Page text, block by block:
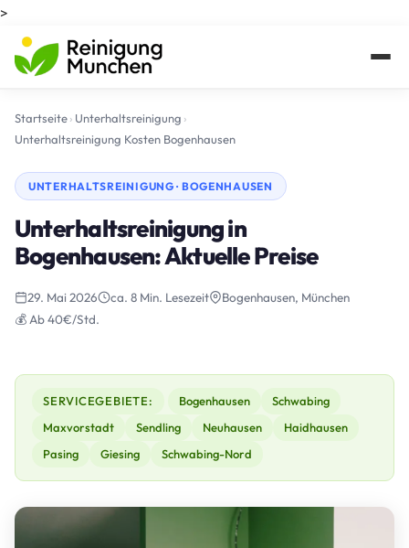
>
Startseite› Unterhaltsreinigung ›
Unterhaltsreinigung Kosten Bogenhausen
UNTERHALTSREINIGUNG · BOGENHAUSEN
Unterhaltsreinigung in
Bogenhausen: Aktuelle Preise
29. Mai 2026 ca. 8 Min. Lesezeit
Bogenhausen, München
💰 Ab 40€/Std.
SERVICEGEBIETE: Bogenhausen
Schwabing
Maxvorstadt
Sendling Neuhausen
Haidhausen
Pasing
Giesing Schwabing-Nord